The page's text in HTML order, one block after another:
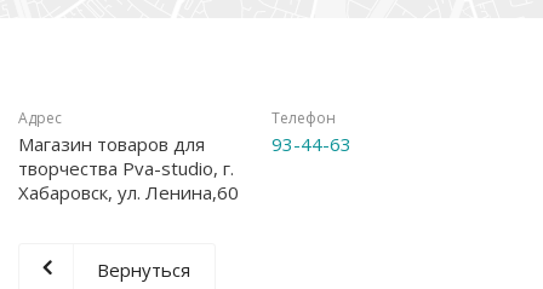
Адрес
Магазин товаров для
творчества Pva-studio, г.
Хабаровск, ул. Ленина,60
Телефон
93-44-63
Вернуться